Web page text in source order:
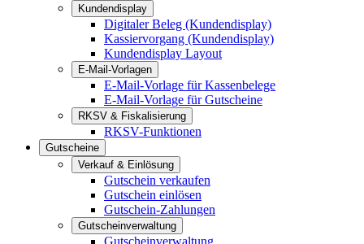
Kundendisplay
Digitaler Beleg (Kundendisplay)
Kassiervorgang (Kundendisplay)
Kundendisplay Layout
E-Mail-Vorlagen
E-Mail-Vorlage für Kassenbelege
E-Mail-Vorlage für Gutscheine
RKSV & Fiskalisierung
RKSV-Funktionen
Gutscheine
Verkauf & Einlösung
Gutschein verkaufen
Gutschein einlösen
Gutschein-Zahlungen
Gutscheinverwaltung
Gutscheinverwaltung